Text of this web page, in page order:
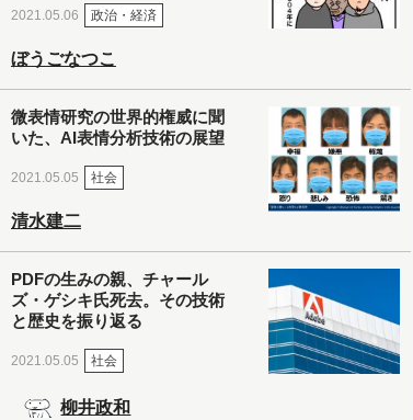
2021.05.06 政治・経済
ぼうごなつこ
微表情研究の世界的権威に聞
いた、AI表情分析技術の展望
2021.05.05 社会
清水建二
PDFの生みの親、チャール
ズ・ゲシキ氏死去。その技術
と歴史を振り返る
2021.05.05 社会
柳井政和